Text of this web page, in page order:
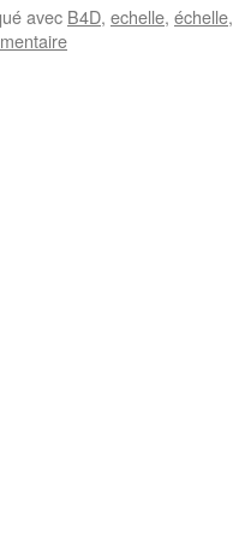
avec B4D, echelle, échelle